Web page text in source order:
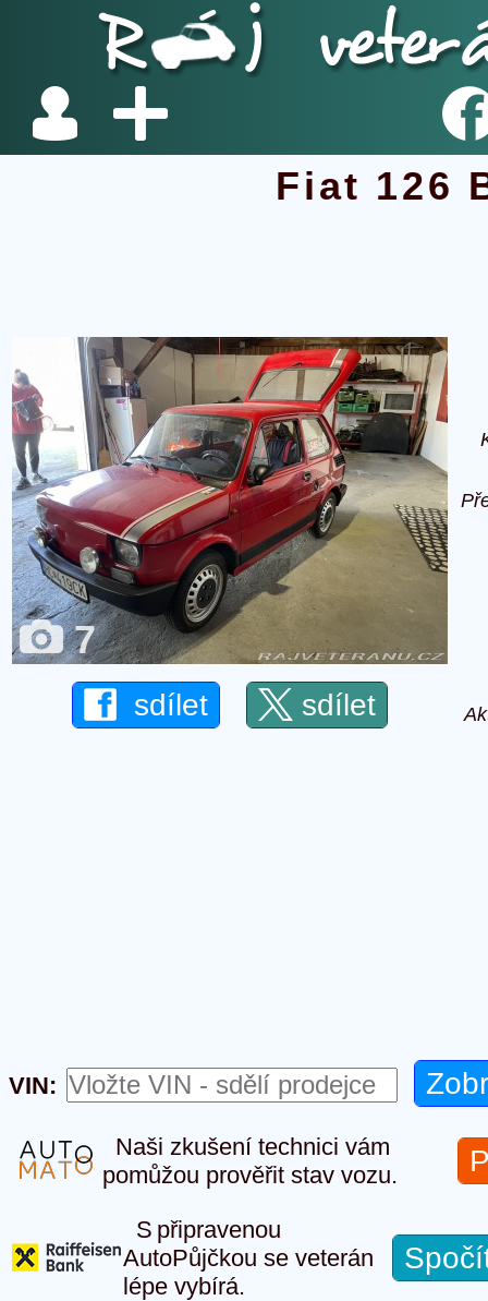
Fiat 126
7
sdílet sdílet
VIN:
Naši zkušení technici vám
pomůžou prověřit stav vozu.
S připravenou
AutoPůjčkou se veterán
lépe vybírá.